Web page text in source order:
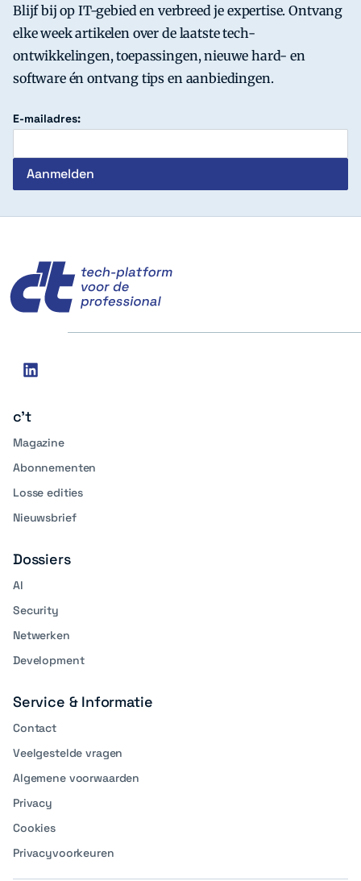
Blijf bij op IT-gebied en verbreed je expertise. Ontvang
elke week artikelen over de laatste tech-
ontwikkelingen, toepassingen, nieuwe hard- en
software én ontvang tips en aanbiedingen.
E-mailadres:
Social
linkedin
c't
Magazine
Abonnementen
Losse edities
Nieuwsbrief
Dossiers
AI
Security
Netwerken
Development
Service & Informatie
Contact
Veelgestelde vragen
Algemene voorwaarden
Privacy
Cookies
Privacyvoorkeuren